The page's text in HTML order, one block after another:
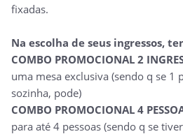
fixadas.
Na escolha de seus ingressos,
COMBO PROMOCIONAL 2
uma mesa exclusiva (sendo q se 1
sozinha, pode)
COMBO PROMOCIONAL 4
para até 4 pessoas (sendo q se